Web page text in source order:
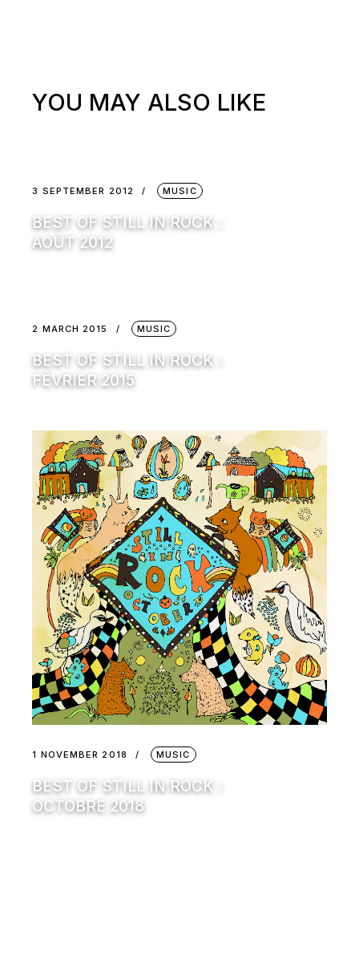
YOU MAY ALSO LIKE
3 SEPTEMBER 2012 MUSIC
BEST OF STILL IN ROCK :
AOÛT 2012
2 MARCH 2015 MUSIC
BEST OF STILL IN ROCK :
FÉVRIER 2015
1 NOVEMBER 2018 MUSIC
BEST OF STILL IN ROCK :
OCTOBRE 2018